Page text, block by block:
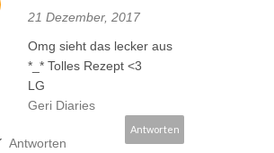
21 Dezember, 2017
Omg sieht das lecker aus
*_* Tolles Rezept <3
LG
Geri Diaries
Antworten
Antworten